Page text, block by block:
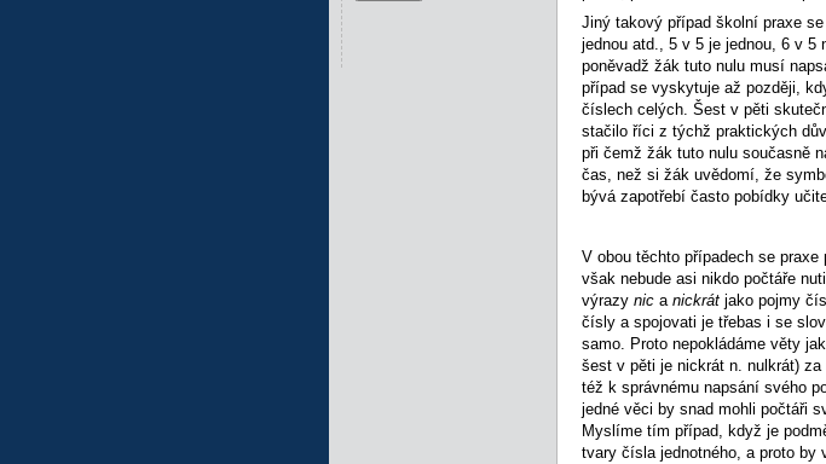
Jiný takový případ školní praxe
jednou atd., 5 v 5 je jednou, 6 v
poněvadž žák tuto nulu musí
případ se vyskytuje až později,
číslech celých. Šest v pěti
stačilo říci z týchž praktických
při čemž žák tuto nulu současně
čas, než si žák uvědomí, že
bývá zapotřebí často pobídky
V obou těchto případech se
však nebude asi nikdo počtáře
výrazy nic a nickrát jako pojmy
čísly a spojovati je třebas i se
samo. Proto nepokládáme věty
šest v pěti je nickrát n. nulkrát)
též k správnému napsání svého
jedné věci by snad mohli počtáři
Myslíme tím případ, když je
tvary čísla jednotného, a proto by